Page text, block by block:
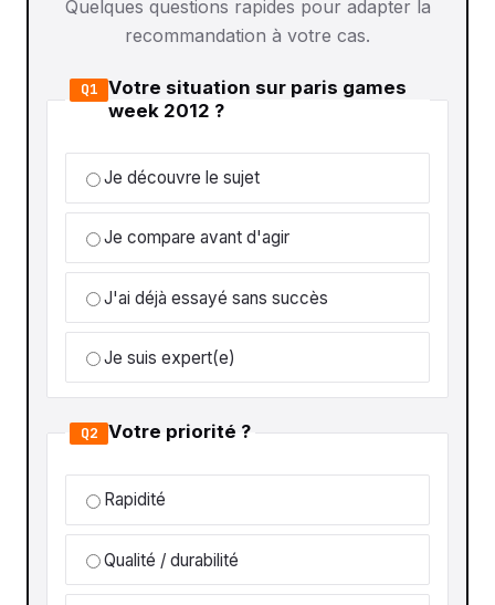
Quelques questions rapides pour adapter la
recommandation à votre cas.
Q1 Votre situation sur paris games
week 2012 ?
Je découvre le sujet
Je compare avant d'agir
J'ai déjà essayé sans succès
Je suis expert(e)
Q2 Votre priorité ?
Rapidité
Qualité / durabilité